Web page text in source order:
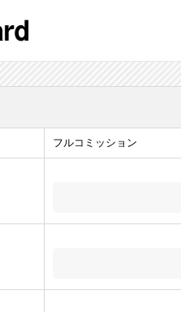
フルコミッション